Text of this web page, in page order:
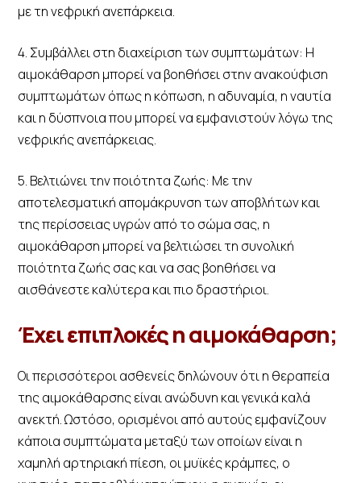
με τη νεφρική ανεπάρκεια.
4. Συμβάλλει στη διαχείριση των συμπτωμάτων: Η
αιμοκάθαρση μπορεί να βοηθήσει στην ανακούφιση
συμπτωμάτων όπως η κόπωση, η αδυναμία, η ναυτία
και η δύσπνοια που μπορεί να εμφανιστούν λόγω της
νεφρικής ανεπάρκειας.
5. Βελτιώνει την ποιότητα ζωής: Με την
αποτελεσματική απομάκρυνση των αποβλήτων και
της περίσσειας υγρών από το σώμα σας, η
αιμοκάθαρση μπορεί να βελτιώσει τη συνολική
ποιότητα ζωής σας και να σας βοηθήσει να
αισθάνεστε καλύτερα και πιο δραστήριοι.
Έχει επιπλοκές η αιμοκάθαρση;
Οι περισσότεροι ασθενείς δηλώνουν ότι η θεραπεία
της αιμοκάθαρσης είναι ανώδυνη και γενικά καλά
ανεκτή. Ωστόσο, ορισμένοι από αυτούς εμφανίζουν
κάποια συμπτώματα μεταξύ των οποίων είναι η
χαμηλή αρτηριακή πίεση, οι μυϊκές κράμπες, ο